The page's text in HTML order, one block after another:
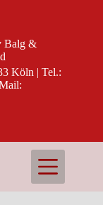
Balg &
Köln | Tel.: